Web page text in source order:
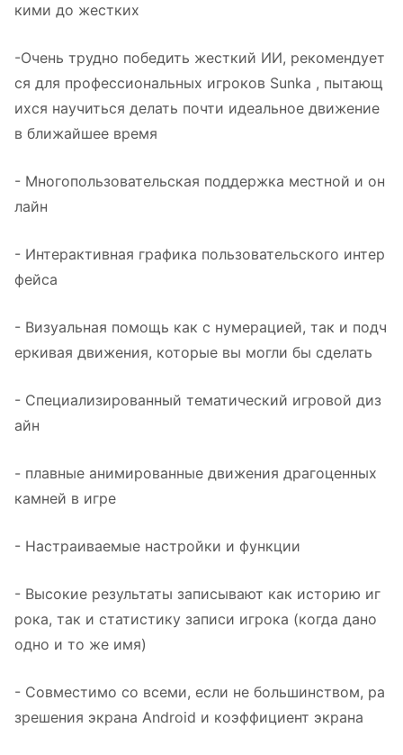
кими до жестких
-Очень трудно победить жесткий ИИ, рекомендует
ся для профессиональных игроков Sunka , пытающ
ихся научиться делать почти идеальное движение
в ближайшее время
- Многопользовательская поддержка местной и он
лайн
- Интерактивная графика пользовательского интер
фейса
- Визуальная помощь как с нумерацией, так и подч
еркивая движения, которые вы могли бы сделать
- Специализированный тематический игровой диз
айн
- плавные анимированные движения драгоценных
камней в игре
- Настраиваемые настройки и функции
- Высокие результаты записывают как историю иг
рока, так и статистику записи игрока (когда дано
одно и то же имя)
- Совместимо со всеми, если не большинством, ра
зрешения экрана Android и коэффициент экрана